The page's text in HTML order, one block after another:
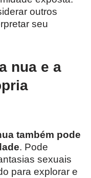
outros
seu
nua e a
também pode
. Pode
sexuais
para explorar e